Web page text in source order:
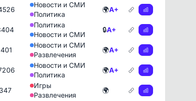
Новости и СМИ
Политика
🌍A+
Политика
Новости и СМИ
🔒A+
Новости и СМИ
Развлечения
🌍A+
Новости и СМИ
Политика
🌍A+
Игры
Развлечения
🌍